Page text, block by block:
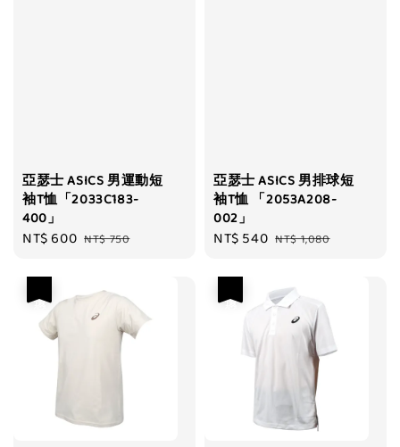
亞瑟士 ASICS 男運動短
袖T恤「2033C183-
400」
Sale
NT$ 600 Regular
NT$ 750
亞瑟士 ASICS 男排球短
袖T恤 「2053A208-
002」
Sale
NT$ 540 Regular
NT$ 1,080